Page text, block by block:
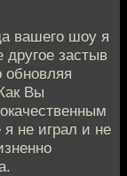
вашего шоу я
застыв
обновляя
Вы
не играл и не